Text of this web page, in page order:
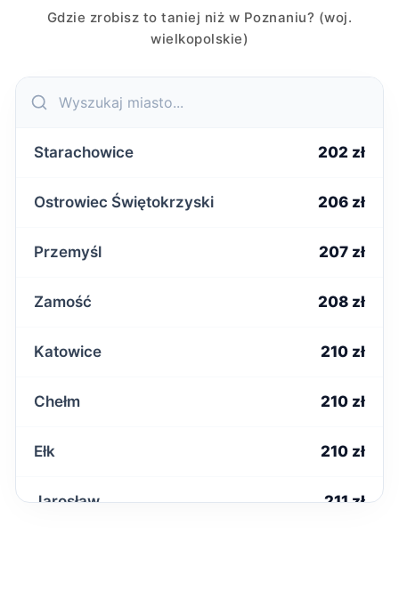
Gdzie zrobisz to taniej niż w Poznaniu? (woj.
wielkopolskie)
Starachowice 202 zł
Ostrowiec Świętokrzyski 206 zł
Przemyśl 207 zł
Zamość 208 zł
Katowice 210 zł
Chełm 210 zł
Ełk 210 zł
Jarosław 211 zł